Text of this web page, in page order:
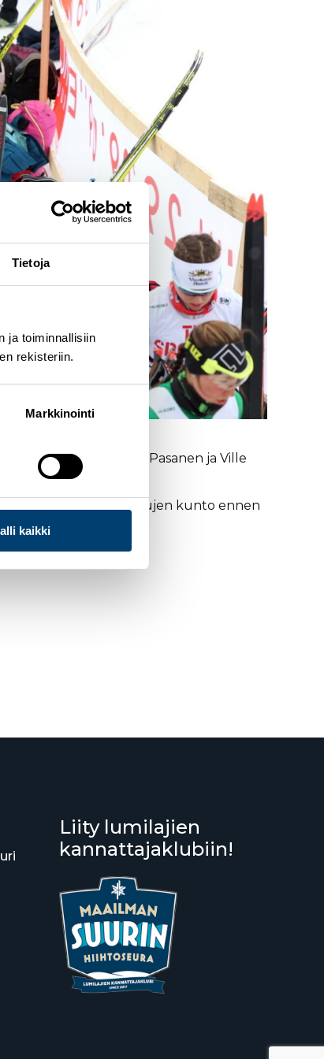
Tietoja
ja toiminnallisiin
rekisteriin.
Markkinointi
kaikki
Maunuksela, Teemu Pasanen ja Ville
aikana.
suomalaishuippujen kunto ennen
Liity lumilajien
kannattajaklubiin!